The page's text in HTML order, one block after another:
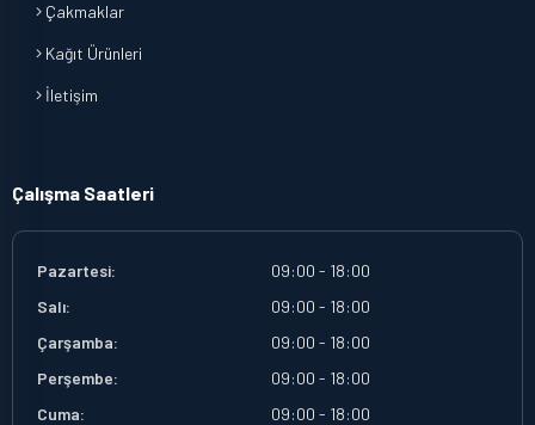
Çakmaklar
Kağıt Ürünleri
İletişim
Çalışma Saatleri
Pazartesi:
09:00 - 18:00
Salı:
09:00 - 18:00
Çarşamba:
09:00 - 18:00
Perşembe:
09:00 - 18:00
Cuma:
09:00 - 18:00